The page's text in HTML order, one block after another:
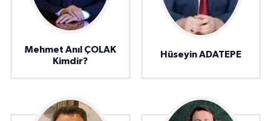
Mehmet Anıl ÇOLAK
Kimdir?
Hüseyin ADATEPE